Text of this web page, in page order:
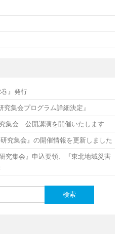
』発行
究集会プログラム詳細決定』
集会 公開講演を開催いたします
究集会』の開催情報を更新しました
究集会』申込要領、『東北地域災害